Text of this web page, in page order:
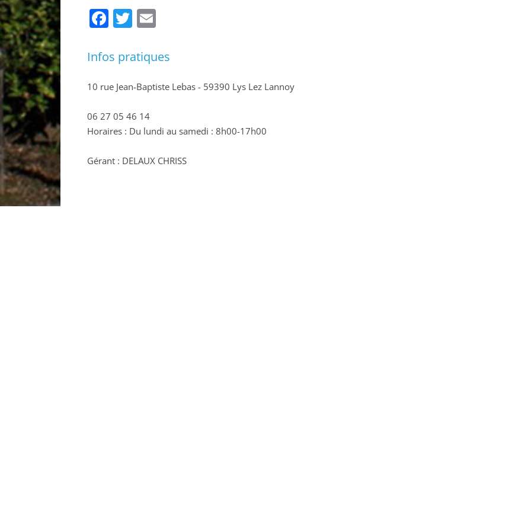
Facebook
Twitter
Infos pratiques
10 rue Jean-Baptiste Lebas - 59390 Lys Lez Lannoy
06 27 05 46 14
Horaires : Du lundi au samedi : 8h00-17h00
Gérant : DELAUX CHRISS